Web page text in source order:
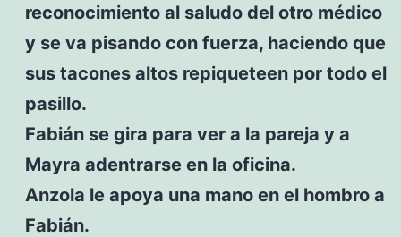
reconocimiento al saludo del otro médico
y se va pisando con fuerza, haciendo que
sus tacones altos repiqueteen por todo el
pasillo.
Fabián se gira para ver a la pareja y a
Mayra adentrarse en la oficina.
Anzola le apoya una mano en el hombro a
Fabián.